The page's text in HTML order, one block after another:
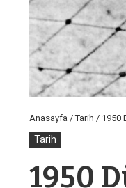
Anasayfa /Tarih / 1950
Tarih
1950